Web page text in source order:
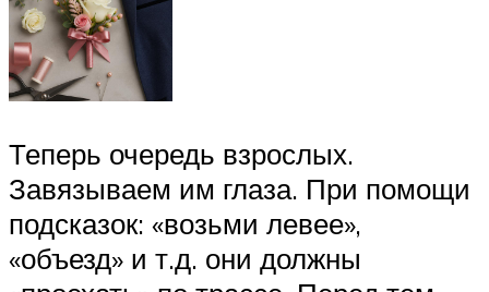
Теперь очередь взрослых.
Завязываем им глаза. При помощи
подсказок: «возьми левее»,
«объезд» и т.д. они должны